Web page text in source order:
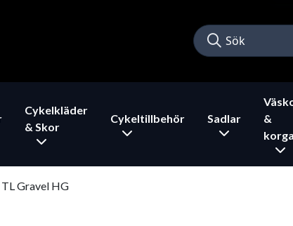
Cykelkläder
& Skor
Cykeltillbehör Sadlar
&
Gravel HG